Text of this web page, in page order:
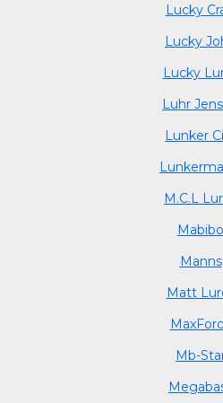
Lucky
Lucky
Lucky
Luhr
Lunker
M.C.L
Mabibo
Manns
Matt
Mb-